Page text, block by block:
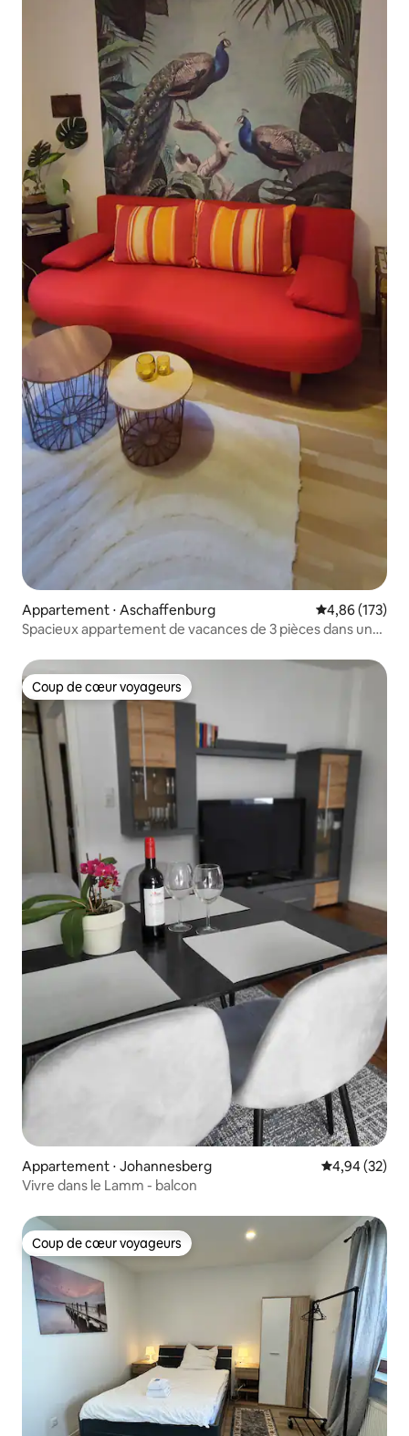
Appartement ⋅ Aschaffenburg Évaluation
4,86 (173)
Spacieux appartement de vacances de 3 pièces dans un
Coup de cœur voyageurs
Coup de cœur voyageurs
Appartement ⋅ Johannesberg Évaluation
4,94 (32)
Vivre dans le Lamm - balcon
Coup de cœur voyageurs
Coup de cœur voyageurs